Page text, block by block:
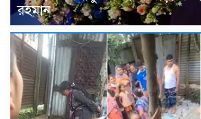
রহমান